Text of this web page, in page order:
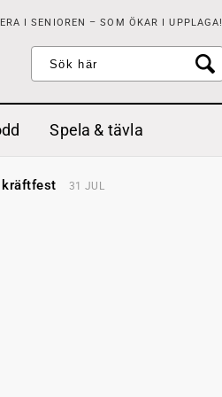
I SENIOREN – SOM ÖKAR I UPPLAGA!
Spela & tävla
kräftfest 31 JUL